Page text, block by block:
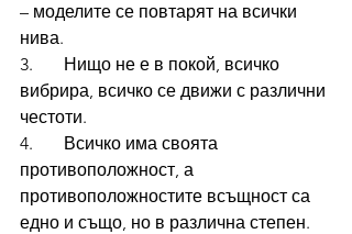
– моделите се повтарят на всички
нива.
3.       Нищо не е в покой, всичко
вибрира, всичко се движи с различни
честоти.
4.       Всичко има своята
противоположност, а
противоположностите всъщност са
едно и също, но в различна степен.